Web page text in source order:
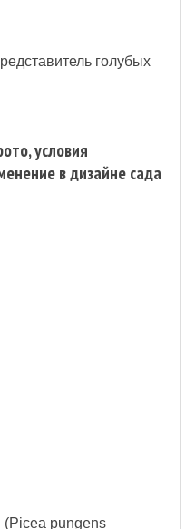
голубых
условия
в дизайне сада
(Picea pungens